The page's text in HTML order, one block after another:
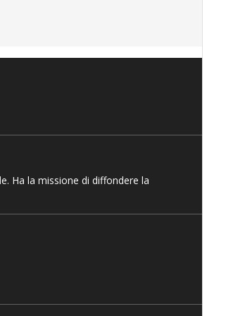
Ha la missione di diffondere la